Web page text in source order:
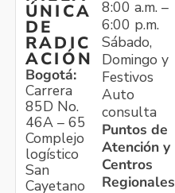
ÚNICA
DE
RADIC
ACIÓN
Bogotá:
Carrera
85D No.
46A – 65
Complejo
logístico
San
Cayetano
8:00 a.m. –
6:00 p.m.
Sábado,
Domingo y
Festivos
Auto
consulta
Puntos de
Atención y
Centros
Regionales